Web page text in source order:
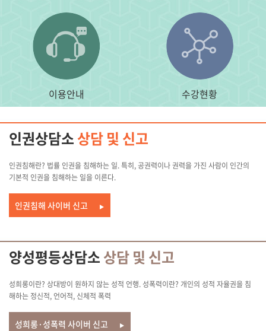
이용안내 수강현황
인권상담소상담 및 신고
인권침해란? 법률 인권을 침해하는 일. 특히, 공권력이나 권력을 가진 사람이 인간의
기본적 인권을 침해하는 일을 이른다.
인권침해 사이버 신고
양성평등상담소상담 및 신고
성희롱이란? 상대방이 원하지 않는 성적 언행. 성폭력이란? 개인의 성적 자율권을 침
해하는 정신적, 언어적, 신체적 폭력
성희롱·성폭력 사이버 신고